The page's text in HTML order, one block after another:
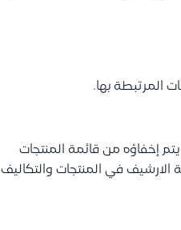
المرتبطة بها.
إخفاؤه من قائمة المنتجات
الارشيف في المنتجات والتكاليف